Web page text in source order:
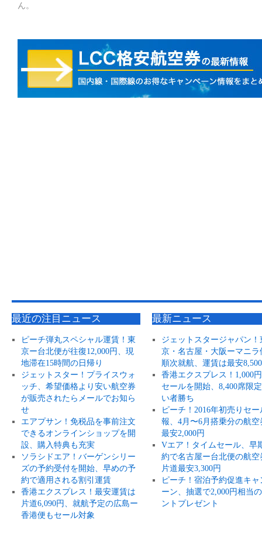
ん。
最近の注目ニュース
ピーチ弾丸スペシャル運賃！東
京ー台北便が往復12,000円、現
地滞在15時間の日帰り
ジェットスター！プライスウォ
ッチ、希望価格より安い航空券
が販売されたらメールでお知ら
せ
エアプサン！免税品を事前注文
できるオンラインショップを開
設、購入特典も充実
ソラシドエア！バーゲンシリー
ズの予約受付を開始、早めの予
約で適用される割引運賃
香港エクスプレス！最安運賃は
片道6,090円、就航予定の広島ー
香港便もセール対象
最新ニュース
ジェットスタージャパン！
京・名古屋・大阪ーマニラ
順次就航、運賃は最安
香港エクスプレス！1,000
セールを開始、8,400席限
い者勝ち
ピーチ！2016年初売りセー
報、4月〜6月搭乗分の航空
最安2,000円
Vエア！タイムセール、早
約で名古屋ー台北便の航空
片道最安3,300円
ピーチ！宿泊予約促進キャ
ーン、抽選で2,000円相当
ントプレゼント